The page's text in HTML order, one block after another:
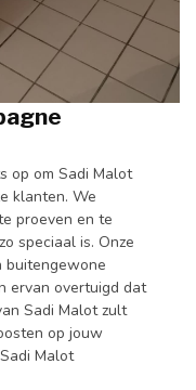
op om Sadi Malot
klanten. We
proeven en te
speciaal is. Onze
buitengewone
ervan overtuigd dat
Sadi Malot zult
op jouw
Malot